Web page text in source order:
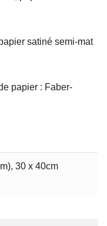
satiné semi-mat
papier : Faber-
30 x 40cm